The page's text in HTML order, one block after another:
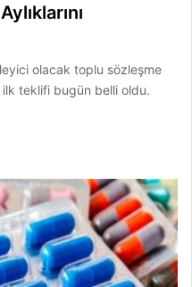
olacak toplu sözleşme
teklifi bugün belli oldu.